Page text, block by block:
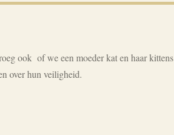
ook of we een moeder kat en haar kittens
over hun veiligheid.